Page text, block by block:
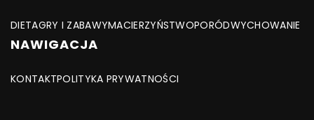
DIETAGRY I ZABAWYMACIERZYŃSTWOPORÓDWYCHOWANIE
NAWIGACJA
KONTAKTPOLITYKA PRYWATNOŚCI